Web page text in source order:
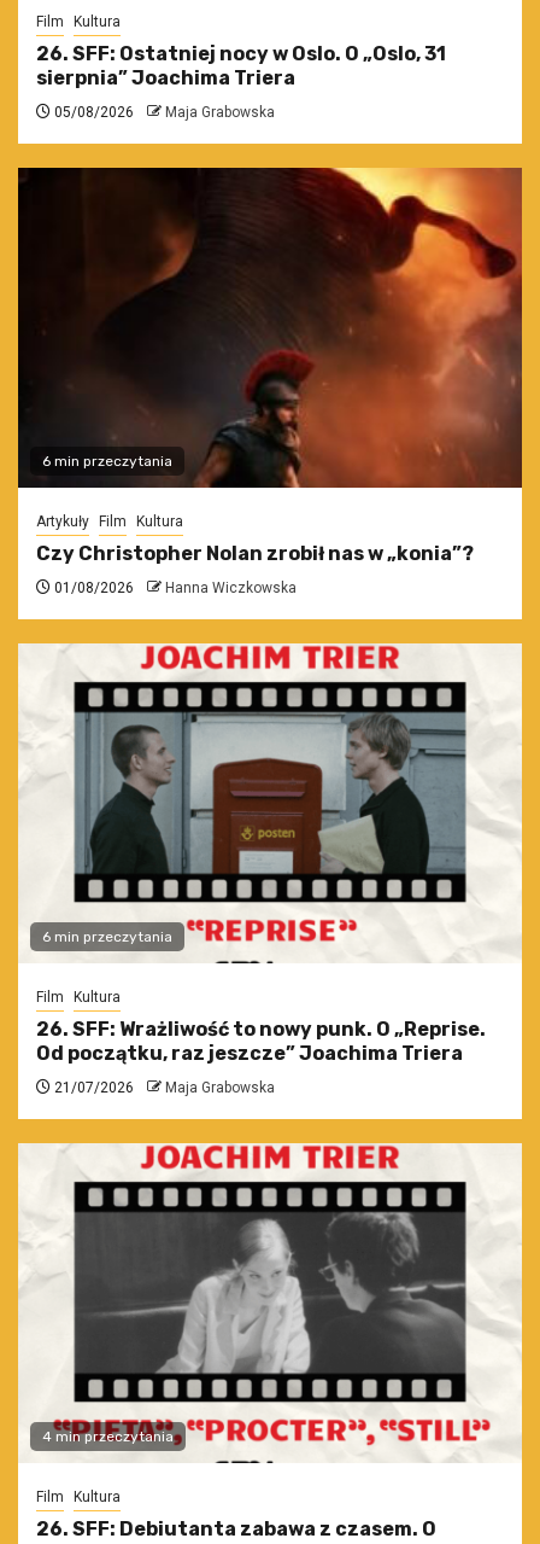
Film Kultura
26. SFF: Ostatniej nocy w Oslo. O „Oslo, 31
sierpnia” Joachima Triera
05/08/2026 Maja Grabowska
6 min przeczytania
Artykuły Film Kultura
Czy Christopher Nolan zrobił nas w „konia”?
01/08/2026 Hanna Wiczkowska
6 min przeczytania
Film Kultura
26. SFF: Wrażliwość to nowy punk. O „Reprise.
Od początku, raz jeszcze” Joachima Triera
21/07/2026 Maja Grabowska
4 min przeczytania
Film Kultura
26. SFF: Debiutanta zabawa z czasem. O